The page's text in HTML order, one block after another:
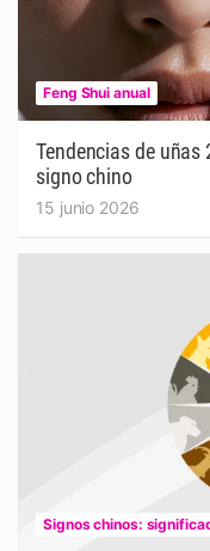
Feng Shui anual
Tendencias de
signo chino
15 junio 2026
Signos chinos: